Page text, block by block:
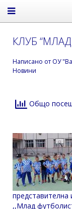
КЛУБ
Написано от ОУ
Новини
Общо
представителна
,,Млад